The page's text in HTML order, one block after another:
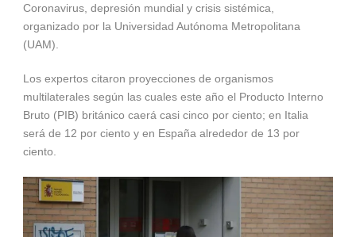
Coronavirus, depresión mundial y crisis sistémica,
organizado por la Universidad Autónoma Metropolitana
(UAM).
Los expertos citaron proyecciones de organismos
multilaterales según las cuales este año el Producto Interno
Bruto (PIB) británico caerá casi cinco por ciento; en Italia
será de 12 por ciento y en España alrededor de 13 por
ciento.